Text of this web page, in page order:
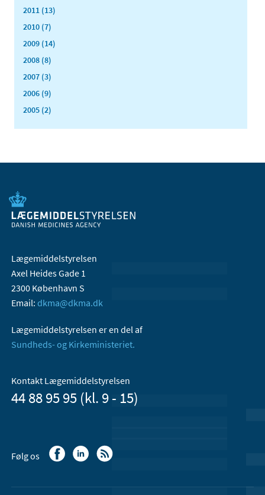
2011 (13)
2010 (7)
2009 (14)
2008 (8)
2007 (3)
2006 (9)
2005 (2)
Lægemiddelstyrelsen
Axel Heides Gade 1
2300 København S
Email: dkma@dkma.dk
Lægemiddelstyrelsen er en del af
Sundheds- og Kirkeministeriet.
Kontakt Lægemiddelstyrelsen
44 88 95 95 (kl. 9 - 15)
Følg os